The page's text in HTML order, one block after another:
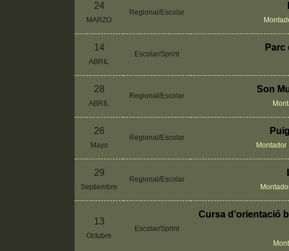
24
MARZO
Regional/Escolar
14
ABRIL
Escolar/Sprint
Parc
28
ABRIL
Regional/Escolar
Son
26
Mayo
Regional/Escolar
Montador
29
Septiembre
Regional/Escolar
13
Octubre
Escolar/Sprint
Cursa d’orientació